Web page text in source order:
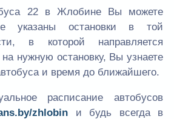
22 в Жлобине Вы можете
указаны остановки в той
в которой направляется
нужную остановку, Вы узнаете
и время до ближайшего.
расписание автобусов
zhlobin и будь всегда в